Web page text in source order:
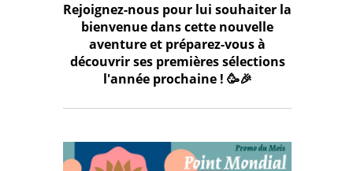
Rejoignez-nous pour lui souhaiter la
bienvenue dans cette nouvelle
aventure et préparez-vous à
découvrir ses premières sélections
l'année prochaine ! 🥳🎉